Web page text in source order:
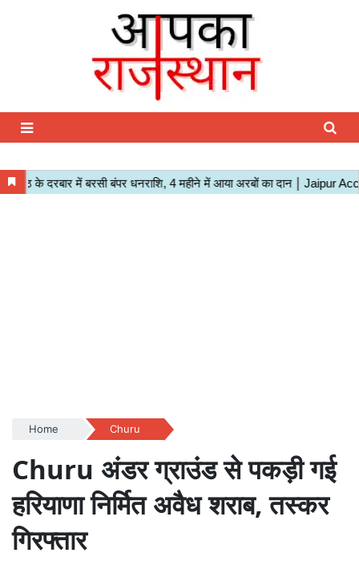
Home Churu
Churu अंडर ग्राउंड से पकड़ी गई
हरियाणा निर्मित अवैध शराब, तस्कर
गिरफ्तार